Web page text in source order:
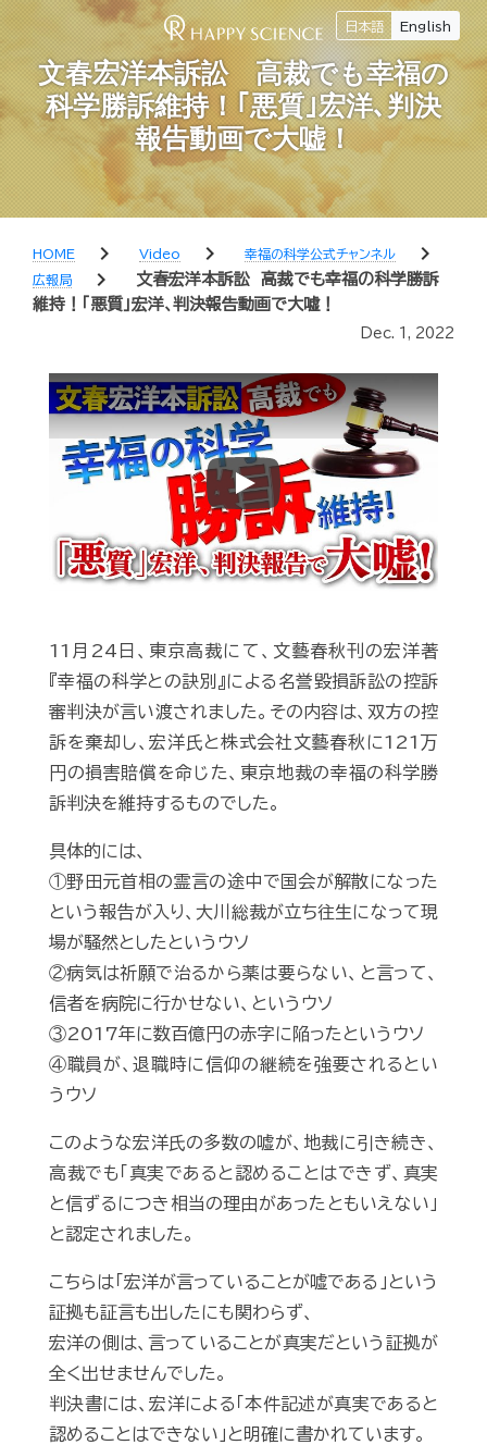
日本語 English
文春宏洋本訴訟 高裁でも幸福の
科学勝訴維持！｢悪質｣宏洋､判決
報告動画で大嘘！
HOME chevron_right Video chevron_right 幸福の科学公式チャンネル chevron_right
広報局 chevron_right
文春宏洋本訴訟 高裁でも幸福の科学勝訴
維持！｢悪質｣宏洋､判決報告動画で大嘘！
Dec. 1, 2022
Play
11月24日、東京高裁にて、文藝春秋刊の宏洋著
『幸福の科学との訣別』による名誉毀損訴訟の控訴
審判決が言い渡されました。その内容は、双方の控
訴を棄却し、宏洋氏と株式会社文藝春秋に121万
円の損害賠償を命じた、東京地裁の幸福の科学勝
訴判決を維持するものでした。
具体的には、
①野田元首相の霊言の途中で国会が解散になった
という報告が入り、大川総裁が立ち往生になって現
場が騒然としたというウソ
②病気は祈願で治るから薬は要らない、と言って、
信者を病院に行かせない、というウソ
③2017年に数百億円の赤字に陥ったというウソ
④職員が、退職時に信仰の継続を強要されるとい
うウソ
このような宏洋氏の多数の嘘が、地裁に引き続き、
高裁でも「真実であると認めることはできず、真実
と信ずるにつき相当の理由があったともいえない」
と認定されました。
こちらは「宏洋が言っていることが嘘である」という
証拠も証言も出したにも関わらず、
宏洋の側は、言っていることが真実だという証拠が
全く出せませんでした。
判決書には、宏洋による「本件記述が真実であると
認めることはできない」と明確に書かれています。